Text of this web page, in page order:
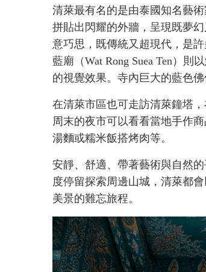
清萊最有名的是由泰國知名藝
拼貼出閃耀的外牆，呈現既夢
意巧思，既傳統又超現代，是
藍廟（Wat Rong Suea Ten）
的視覺效果。寺內巨大的藍色
在清萊市區也可走訪清萊鐘塔
周末的夜市可以看看當地手作
湯麵或糯米飯搭烤肉等。
安靜、舒適、帶著藝術與自然
度停留探索周邊山城，清萊都
美景的難忘旅程。